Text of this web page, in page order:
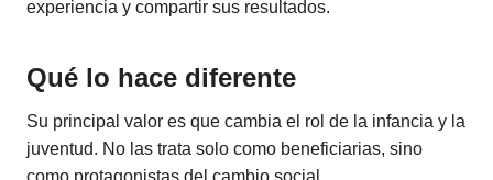
experiencia y compartir sus resultados.
Qué lo hace diferente
Su principal valor es que cambia el rol de la infancia y la
juventud. No las trata solo como beneficiarias, sino
como protagonistas del cambio social.